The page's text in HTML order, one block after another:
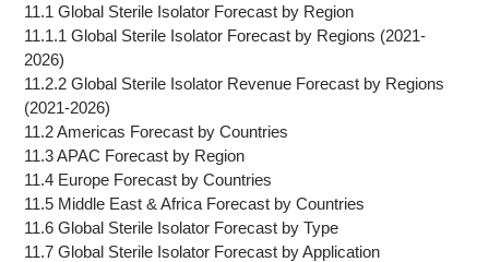
11.1 Global Sterile Isolator Forecast by Region
11.1.1 Global Sterile Isolator Forecast by Regions (2021-
2026)
11.2.2 Global Sterile Isolator Revenue Forecast by Regions
(2021-2026)
11.2 Americas Forecast by Countries
11.3 APAC Forecast by Region
11.4 Europe Forecast by Countries
11.5 Middle East & Africa Forecast by Countries
11.6 Global Sterile Isolator Forecast by Type
11.7 Global Sterile Isolator Forecast by Application